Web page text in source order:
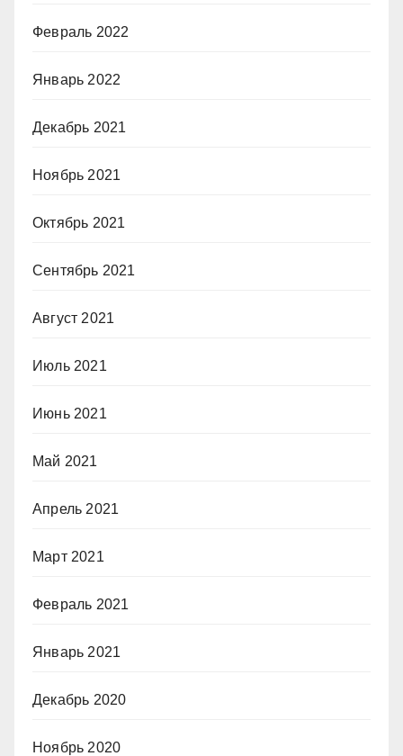
Февраль 2022
Январь 2022
Декабрь 2021
Ноябрь 2021
Октябрь 2021
Сентябрь 2021
Август 2021
Июль 2021
Июнь 2021
Май 2021
Апрель 2021
Март 2021
Февраль 2021
Январь 2021
Декабрь 2020
Ноябрь 2020